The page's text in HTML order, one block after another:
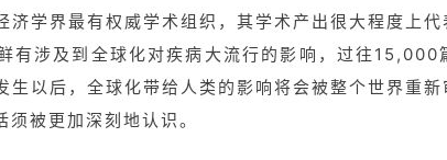
济学界最有权威学术组织，其学术产出很大程度上
有涉及到全球化对疾病大流行的影响，过往15,000
生以后，全球化带给人类的影响将会被整个世界重
被更加深刻地认识。